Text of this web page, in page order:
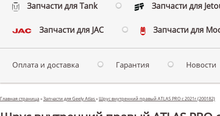
Запчасти для Tank Запчасти для
Запчасти для JAC Запчасти для
Оплата и доставка Гарантия Новости
Главная страница»Запчасти для Geely Atlas» Шрус внутренний правый ATLAS PRO c 2021г (200182)